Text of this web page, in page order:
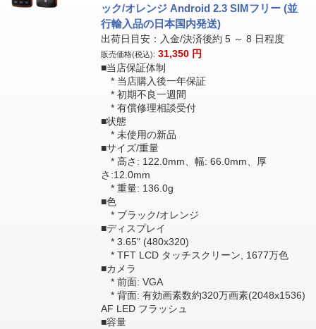
ック/オレンジ Android 2.3 SIMフリー (並
行輸入品の日本国内発送)
出荷日目安：入金/決済後約 5 ～ 8 日程度
販売価格(税込): 31,350 円
■当店保証体制
* 当店購入後一年保証
* 初期不良一週間
* 有償修理相談受付
■状態
* 未使用の新品
■サイズ/重量
* 高さ: 122.0mm、幅: 66.0mm、厚
さ:12.0mm
* 重量: 136.0g
■色
* ブラック/オレンジ
■ディスプレイ
* 3.65" (480x320)
* TFT LCD タッチスクリーン, 1677万色
■カメラ
* 前面: VGA
* 背面: 有効画素数約320万画素(2048x1536)
AF LED フラッシュ
■容量